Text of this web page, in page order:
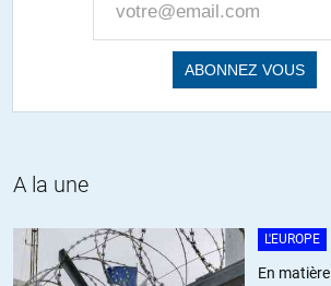
s’attendent à des jours difficiles »
Donc, la peur de l’avenir n’a rien à voir là-
n’est là que pour la satisfaction immédiate,
d’affichage, des souhaits des actionnaires.
A la une
L'EUROPE
En matière